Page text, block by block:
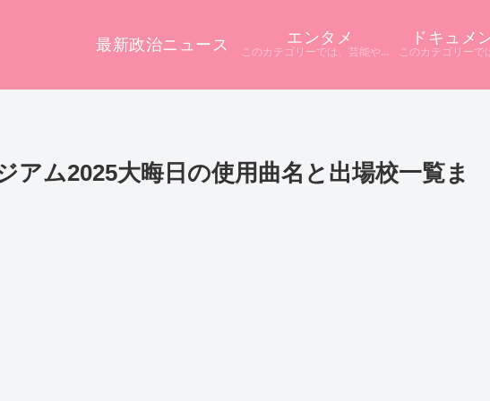
最新政治ニュース エンタメ
このカテゴリーでは、芸能やエンタメに関するニュースをまとめています。 テレビや配信サービス、SNSなど多様な情報源から話題をピックアップ。 ニュース記事だけでは分からない背景や疑問点を深掘りし、分かりやすく解説しています。
ドキュメ
アム2025大晦日の使用曲名と出場校一覧ま